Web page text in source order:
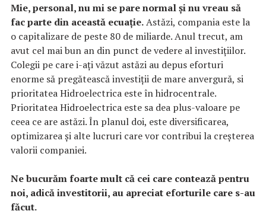
Mie, personal, nu mi se pare normal și nu vreau să
fac parte din această ecuație.Astăzi, compania este la
o capitalizare de peste 80 de miliarde. Anul trecut, am
avut cel mai bun an din punct de vedere al investițiilor.
Colegii pe care i-ați văzut astăzi au depus eforturi
enorme să pregătească investiții de mare anvergură, si
prioritatea Hidroelectrica este în hidrocentrale.
Prioritatea Hidroelectrica este sa dea plus-valoare pe
ceea ce are astăzi. În planul doi, este diversificarea,
optimizarea și alte lucruri care vor contribui la creșterea
valorii companiei.
Ne bucurăm foarte mult că cei care contează pentru
noi, adică investitorii, au apreciat eforturile care s-au
făcut.